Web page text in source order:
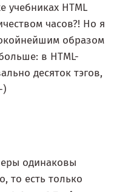
учебниках HTML
часов?! Но я
образом
в HTML-
десяток тэгов,
)
одинаковы
то есть только